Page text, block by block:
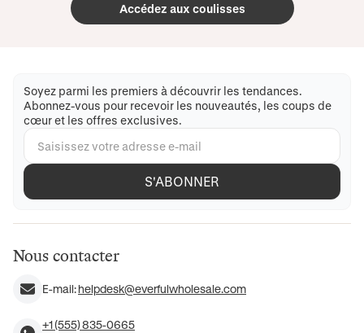
Accédez aux coulisses
Soyez parmi les premiers à découvrir les tendances.
Abonnez-vous pour recevoir les nouveautés, les coups de
cœur et les offres exclusives.
S'ABONNER
Nous contacter
E-mail:helpdesk@everfulwholesale.com
+1 (555) 835-0665